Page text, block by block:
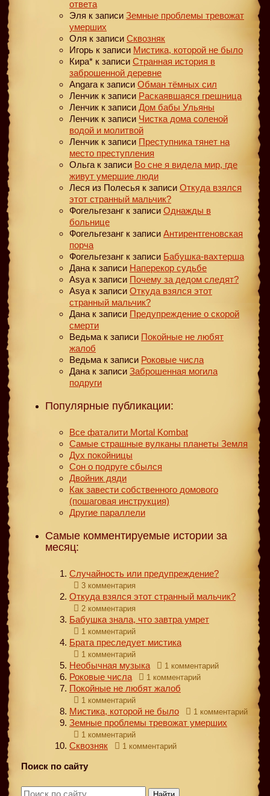
ответа
Эля к записи Земные проблемы тревожат
умерших
Оля к записи Сквозняк
Игорь к записи Мистика, которой не было
Кира* к записи Странная история в
заброшенной деревне
Angara к записи Обман тёмных сил
Ленчик к записи Раскаявшаяся грешница
Ленчик к записи Дом бабы Ульяны
Ленчик к записи Чистка дома соленой
водой и молитвой
Ленчик к записи Преступника тянет на
место преступления
Ольга к записи Во сне я видела мир, где
живут умершие люди
Леся из Полесья к записи Откуда взялся
этот странный мальчик?
Фогельгезанг к записи Однажды в
больнице
Фогельгезанг к записи Антирентгеновская
порча
Фогельгезанг к записи Бабушка-вахтерша
Дана к записи Наперекор судьбе
Asya к записи Почему за дедом следят?
Asya к записи Откуда взялся этот
странный мальчик?
Дана к записи Предупреждение о скорой
смерти
Ведьма к записи Покойные не любят
жалоб
Ведьма к записи Роковые числа
Дана к записи Заброшенная могила
подруги
Популярные публикации:
Все фаталити Mortal Kombat
Самые страшные вулканы планеты Земля
Дух покойницы
Сон о подруге сбылся
Двойник дяди
Как завести собственного домового
(пошаговая инструкция)
Другие параллели
Самые комментируемые истории за
месяц:
Случайность или предупреждение?
3 комментария
Откуда взялся этот странный мальчик?
2 комментария
Бабушка знала, что завтра умрет
1 комментарий
Брата преследует мистика
1 комментарий
Необычная музыка 1 комментарий
Роковые числа 1 комментарий
Покойные не любят жалоб
1 комментарий
Мистика, которой не было 1 комментарий
Земные проблемы тревожат умерших
1 комментарий
Сквозняк 1 комментарий
Поиск по сайту